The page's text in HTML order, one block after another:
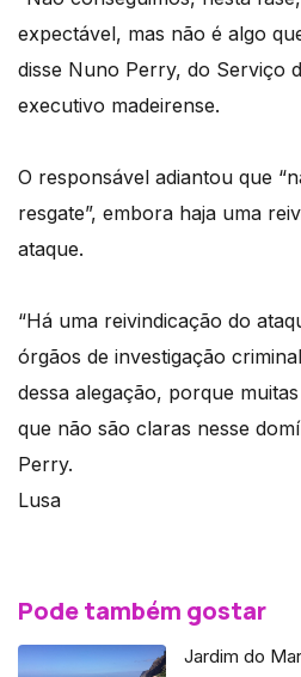
expectável, mas não é algo
disse Nuno Perry, do Serviço
executivo madeirense.
O responsável adiantou que
resgate”, embora haja uma
ataque.
“Há uma reivindicação do
órgãos de investigação
dessa alegação, porque
que não são claras nesse
Perry.
Lusa
Pode também gostar
Jardim do